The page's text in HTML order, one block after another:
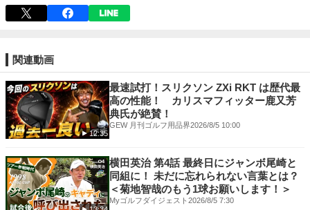
関連動画
12:35
最速試打！スリクソン ZXi RKT は歴代最
高の性能！ カリスマフィッター鹿又芳
典氏が絶賛！
GEW 月刊ゴルフ用品界2026/8/5 10:00
横田英治 第4話 最終日にジャンボ尾崎と
同組に！ 未だに忘れられない言葉とは？
＜菊地智哉のもう1球お願いします！＞
Myゴルフダイジェスト 2026/8/5 7:30